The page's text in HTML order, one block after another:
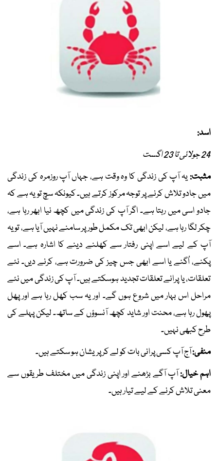
اسد:
24 جولائی تا 23 اگست
مثبت:یہ آپ کی زندگی کا وہ وقت ہے، جہاں آپ روزمرہ کی زندگی
میں جادو تلاش کرنے پر توجہ مرکوز کرتے ہیں۔ کیونکہ سچ تو یہ ہے کہ
جادو اسی میں رہتا ہے۔ اگر آپ کی زندگی میں کچھ نیا ابھر رہا ہے،
چکر لگا رہا ہے، لیکن ابھی تک مکمل طور پر سامنے نہیں آیا ہے، تو یہ
آپ کے لیے اسے اپنی رفتار سے کھلنے دینے کا اشارہ ہے۔ اسے
پکنے، اُگنے یا اسے ابھی جس چیز کی ضرورت ہے، کرنے دیں۔ نئے
تعلقات، یا پرانے تعلقات تجدید ہوسکتے ہیں۔ آپ کی زندگی میں نئے
مراحل اس بہار میں شروع ہوں گے۔ اور یہ سب کھل رہا ہے اور پھل
پھول رہا ہے، محنت اور شاید کچھ آنسوؤں کے ساتھ۔ لیکن پہلے کی
طرح کبھی نہیں۔
منفی:آج آپ کسی پرانی بات کو لے کر پریشان ہو سکتے ہیں۔
اہم خیال:آپ آگے بڑھنے اور اپنی زندگی میں مختلف طریقوں سے
معنی تلاش کرنے کے لیے تیار ہیں۔